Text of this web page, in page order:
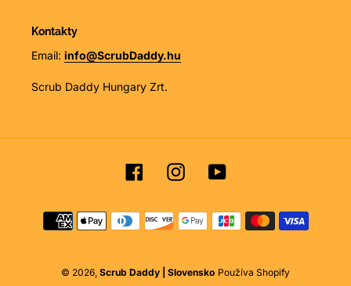
Kontakty
Email: info@ScrubDaddy.hu
Scrub Daddy Hungary Zrt.
FacebookInstagramYouTube
Spôsob
platby
© 2026, Scrub Daddy | Slovensko Používa Shopify